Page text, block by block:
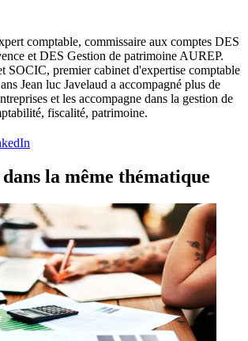
comptable, commissaire aux comptes DES
et DES Gestion de patrimoine AUREP.
SOCIC, premier cabinet d'expertise comptable
Jean luc Javelaud a accompagné plus de
et les accompagne dans la gestion de
fiscalité, patrimoine.
la même thématique